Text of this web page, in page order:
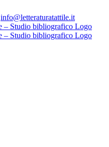
info@letteraturatattile.it